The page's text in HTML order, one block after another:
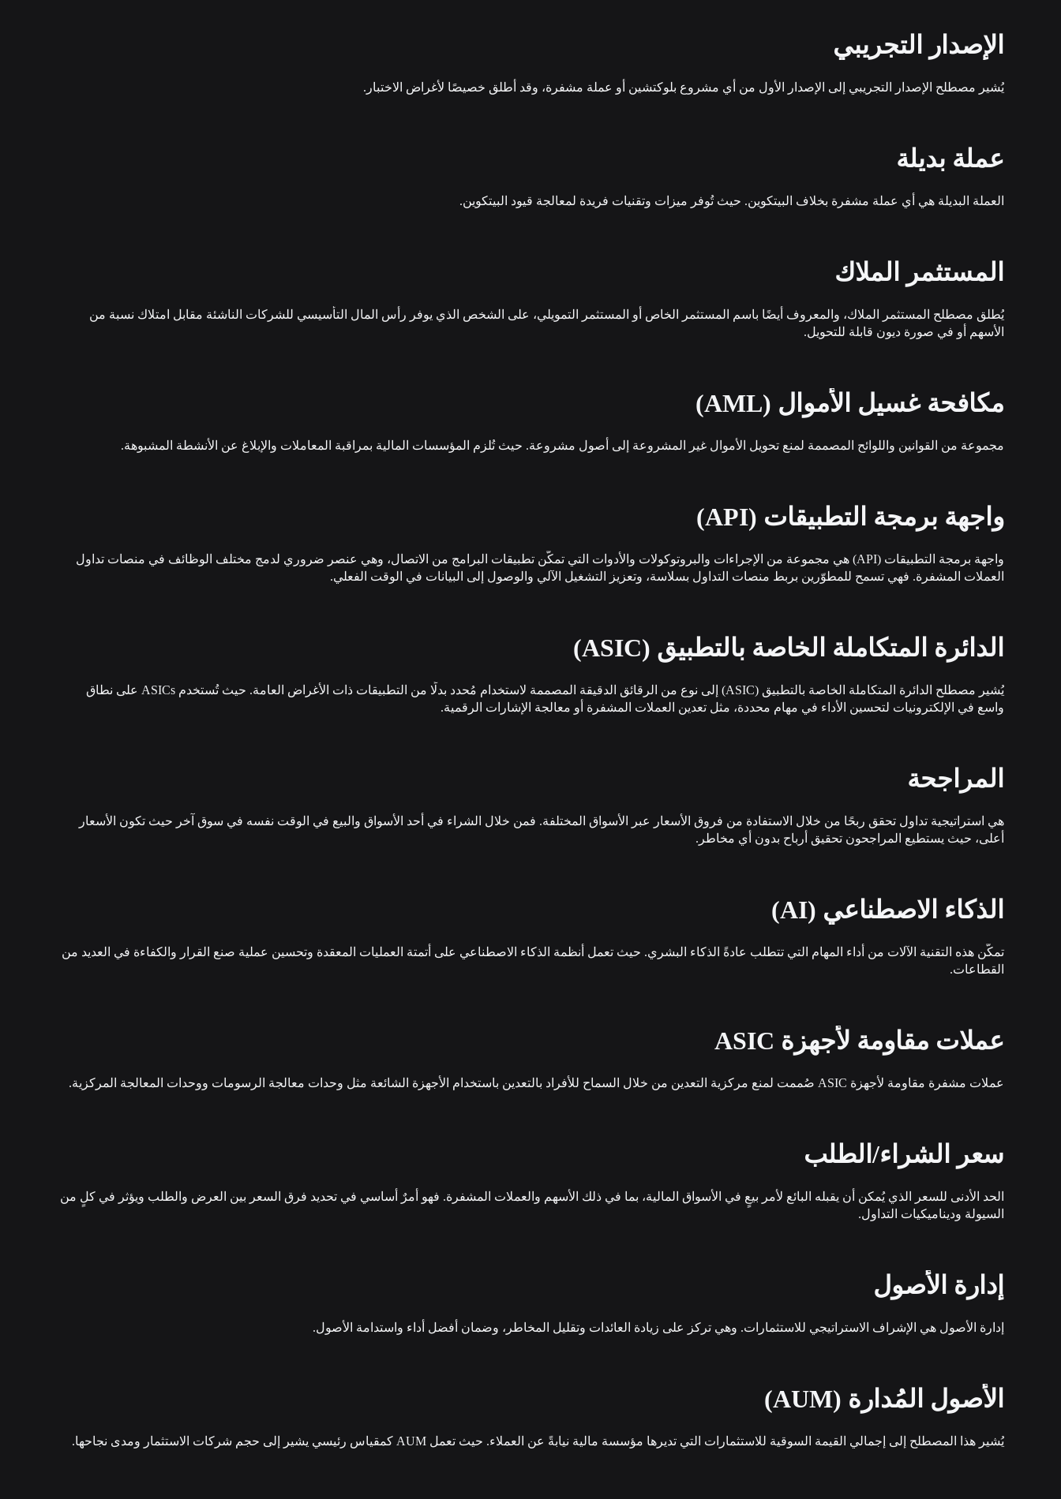
الإصدار التجريبي
يُشير مصطلح الإصدار التجريبي إلى الإصدار الأول من أي مشروع بلوكتشين أو عملة مشفرة، وقد أُطلق خصيصًا لأغراض الاختبار.
عملة بديلة
العملة البديلة هي أي عملة مشفرة بخلاف البيتكوين. حيث تُوفر ميزات وتقنيات فريدة لمعالجة قيود البيتكوين.
المستثمر الملاك
يُطلق مصطلح المستثمر الملاك، والمعروف أيضًا باسم المستثمر الخاص أو المستثمر التمويلي، على الشخص الذي يوفر رأس المال التأسيسي للشركات الناشئة مقابل امتلاك نسبة من
الأسهم أو في صورة ديون قابلة للتحويل.
مكافحة غسيل الأموال (AML)
مجموعة من القوانين واللوائح المصممة لمنع تحويل الأموال غير المشروعة إلى أصول مشروعة. حيث تُلزم المؤسسات المالية بمراقبة المعاملات والإبلاغ عن الأنشطة المشبوهة.
واجهة برمجة التطبيقات (API)
واجهة برمجة التطبيقات (API) هي مجموعة من الإجراءات والبروتوكولات والأدوات التي تمكّن تطبيقات البرامج من الاتصال، وهي عنصر ضروري لدمج مختلف الوظائف في منصات تداول
العملات المشفرة. فهي تسمح للمطوّرين بربط منصات التداول بسلاسة، وتعزيز التشغيل الآلي والوصول إلى البيانات في الوقت الفعلي.
الدائرة المتكاملة الخاصة بالتطبيق (ASIC)
يُشير مصطلح الدائرة المتكاملة الخاصة بالتطبيق (ASIC) إلى نوع من الرقائق الدقيقة المصممة لاستخدام مُحدد بدلًا من التطبيقات ذات الأغراض العامة. حيث تُستخدم ASICs على نطاق
واسع في الإلكترونيات لتحسين الأداء في مهام محددة، مثل تعدين العملات المشفرة أو معالجة الإشارات الرقمية.
المراجحة
هي استراتيجية تداول تحقق ربحًا من خلال الاستفادة من فروق الأسعار عبر الأسواق المختلفة. فمن خلال الشراء في أحد الأسواق والبيع في الوقت نفسه في سوق آخر حيث تكون الأسعار
أعلى، حيث يستطيع المراجحون تحقيق أرباح بدون أي مخاطر.
الذكاء الاصطناعي (AI)
تمكّن هذه التقنية الآلات من أداء المهام التي تتطلب عادةً الذكاء البشري. حيث تعمل أنظمة الذكاء الاصطناعي على أتمتة العمليات المعقدة وتحسين عملية صنع القرار والكفاءة في العديد من
القطاعات.
عملات مقاومة لأجهزة ASIC
عملات مشفرة مقاومة لأجهزة ASIC صُممت لمنع مركزية التعدين من خلال السماح للأفراد بالتعدين باستخدام الأجهزة الشائعة مثل وحدات معالجة الرسومات ووحدات المعالجة المركزية.
سعر الشراء/الطلب
الحد الأدنى للسعر الذي يُمكن أن يقبله البائع لأمر بيعٍ في الأسواق المالية، بما في ذلك الأسهم والعملات المشفرة. فهو أمرٌ أساسي في تحديد فرق السعر بين العرض والطلب ويؤثر في كلٍ من
السيولة وديناميكيات التداول.
إدارة الأصول
إدارة الأصول هي الإشراف الاستراتيجي للاستثمارات. وهي تركز على زيادة العائدات وتقليل المخاطر، وضمان أفضل أداء واستدامة الأصول.
الأصول المُدارة (AUM)
يُشير هذا المصطلح إلى إجمالي القيمة السوقية للاستثمارات التي تديرها مؤسسة مالية نيابةً عن العملاء. حيث تعمل AUM كمقياس رئيسي يشير إلى حجم شركات الاستثمار ومدى نجاحها.